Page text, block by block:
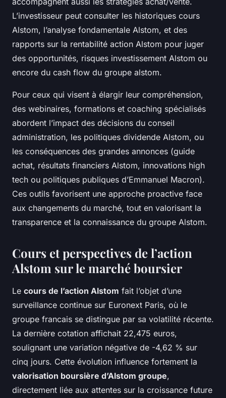
L’investisseur peut consulter les historiques cours
Alstom, l’analyse fondamentale Alstom, et des
rapports sur la rentabilité action Alstom pour juger
des opportunités, risques investissement Alstom ou
encore du cash flow du groupe alstom.
Pour ceux qui visent à élargir leur compréhension,
des webinaires, formations et coaching spécialisés
abordent l’impact des décisions du conseil
administration, les politiques dividende Alstom, ou
les conséquences des grandes annonces (guide
achat, résultats financiers Alstom, innovations high
tech ou politiques publiques d’Emmanuel Macron).
Ces outils favorisent une approche proactive face
aux changements du marché, tout en valorisant la
transparence et la connaissance du groupe Alstom.
Cours et perspectives de l’action
Alstom sur le marché boursier
Le cours de l’action Alstom fait l’objet d’une
surveillance continue sur Euronext Paris, où le
groupe francais se distingue par sa volatilité récente.
La dernière cotation affichait 22,475 euros,
soulignant une variation négative de -4,62 % sur
cinq jours. Cette évolution influence fortement la
valorisation boursière d’Alstom groupe,
directement liée aux attentes sur la croissance future